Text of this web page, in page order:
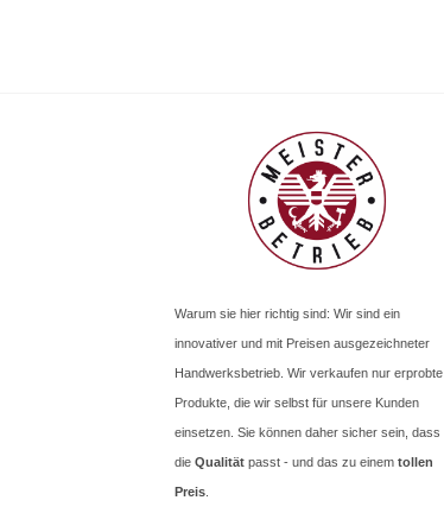
Warum sie hier richtig sind: Wir sind ein
innovativer und mit Preisen ausgezeichneter
Handwerksbetrieb. Wir verkaufen nur erprobte
Produkte, die wir selbst für unsere Kunden
einsetzen. Sie können daher sicher sein, dass
die Qualität passt - und das zu einem tollen
Preis